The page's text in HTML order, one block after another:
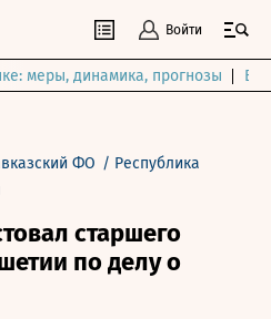
Войти
меры, динамика, прогнозы
ФО / Республика
старшего
по делу о